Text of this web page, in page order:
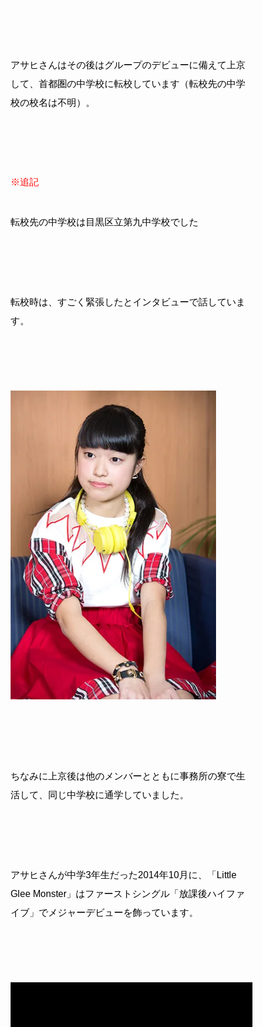
アサヒさんはその後はグループのデビューに備えて上京
して、首都圏の中学校に転校しています（転校先の中学
校の校名は不明）。
※追記
転校先の中学校は目黒区立第九中学校でした
転校時は、すごく緊張したとインタビューで話していま
す。
ちなみに上京後は他のメンバーとともに事務所の寮で生
活して、同じ中学校に通学していました。
アサヒさんが中学3年生だった2014年10月に、「Little
Glee Monster」はファーストシングル「放課後ハイファ
イブ」でメジャーデビューを飾っています。